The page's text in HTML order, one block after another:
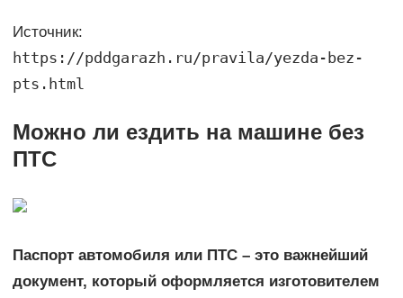
Источник:
https://pddgarazh.ru/pravila/yezda-bez-
pts.html
Можно ли ездить на машине без
ПТС
Паспорт автомобиля или ПТС – это важнейший
документ, который оформляется изготовителем